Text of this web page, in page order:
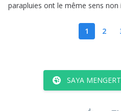
parapluies ont le même sens non
1 2
SAYA